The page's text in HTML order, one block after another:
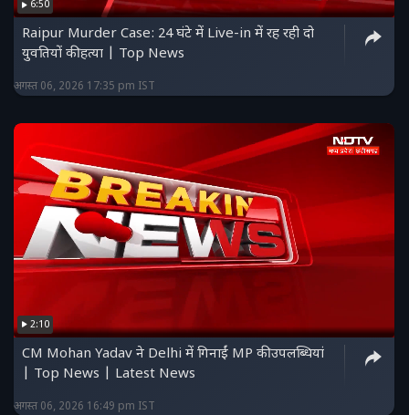
6:50
Raipur Murder Case: 24 घंटे में Live-in में रह रही दो
युवतियों की हत्या | Top News
अगस्त 06, 2026 17:35 pm IST
2:10
CM Mohan Yadav ने Delhi में गिनाईं MP की उपलब्धियां
| Top News | Latest News
अगस्त 06, 2026 16:49 pm IST